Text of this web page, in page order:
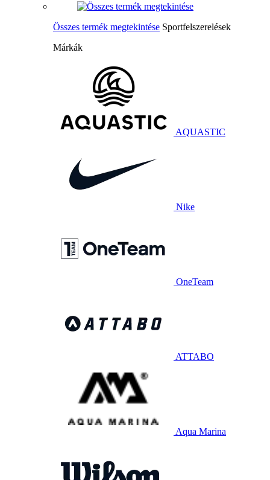
Összes termék megtekintése Sportfelszerelések
Márkák
AQUASTIC
Nike
OneTeam
ATTABO
Aqua Marina